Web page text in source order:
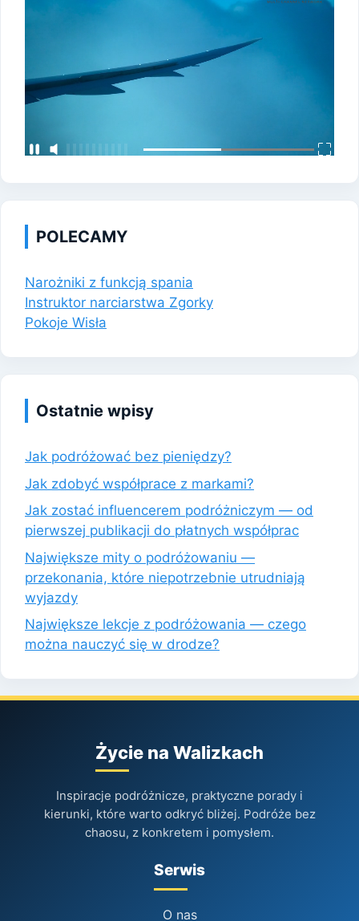
POLECAMY
Narożniki z funkcją spania
Instruktor narciarstwa Zgorky
Pokoje Wisła
Ostatnie wpisy
Jak podróżować bez pieniędzy?
Jak zdobyć współprace z markami?
Jak zostać influencerem podróżniczym — od
pierwszej publikacji do płatnych współprac
Największe mity o podróżowaniu —
przekonania, które niepotrzebnie utrudniają
wyjazdy
Największe lekcje z podróżowania — czego
można nauczyć się w drodze?
Życie na Walizkach
Inspiracje podróżnicze, praktyczne porady i
kierunki, które warto odkryć bliżej. Podróże bez
chaosu, z konkretem i pomysłem.
Serwis
O nas